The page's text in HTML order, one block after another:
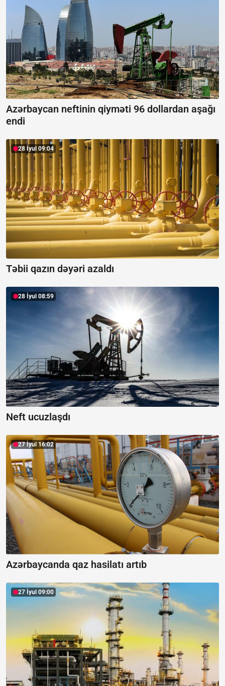
Azərbaycan neftinin qiyməti 96 dollardan aşağı
endi
28 İyul 09:04
Təbii qazın dəyəri azaldı
28 İyul 08:59
Neft ucuzlaşdı
27 İyul 16:02
Azərbaycanda qaz hasilatı artıb
27 İyul 09:00